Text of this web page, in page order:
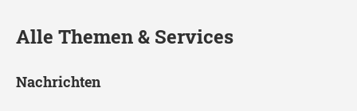
Alle Themen & Services
Nachrichten